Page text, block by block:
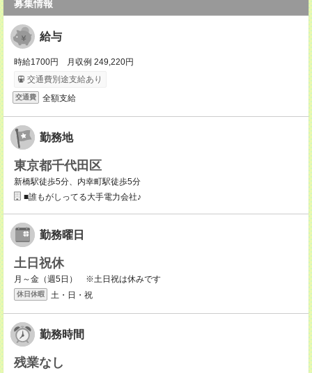
募集情報
給与
時給1700円 月収例 249,220円
交通費別途支給あり
交通費 全額支給
勤務地
東京都千代田区
新橋駅徒歩5分、内幸町駅徒歩5分
■誰もがしってる大手電力会社♪
勤務曜日
土日祝休
月～金（週5日） ※土日祝は休みです
休日休暇 土・日・祝
勤務時間
残業なし